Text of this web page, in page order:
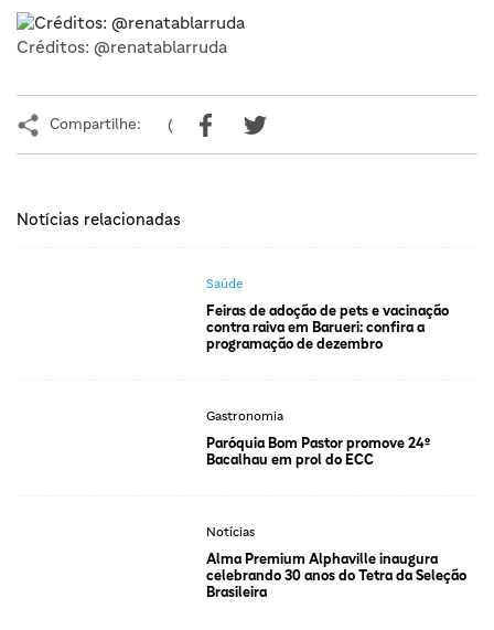
Créditos: @renatablarruda
Compartilhe: (
Notícias relacionadas
Saúde
Feiras de adoção de pets e vacinação
contra raiva em Barueri: confira a
programação de dezembro
Gastronomia
Paróquia Bom Pastor promove 24º
Bacalhau em prol do ECC
Notícias
Alma Premium Alphaville inaugura
celebrando 30 anos do Tetra da Seleção
Brasileira